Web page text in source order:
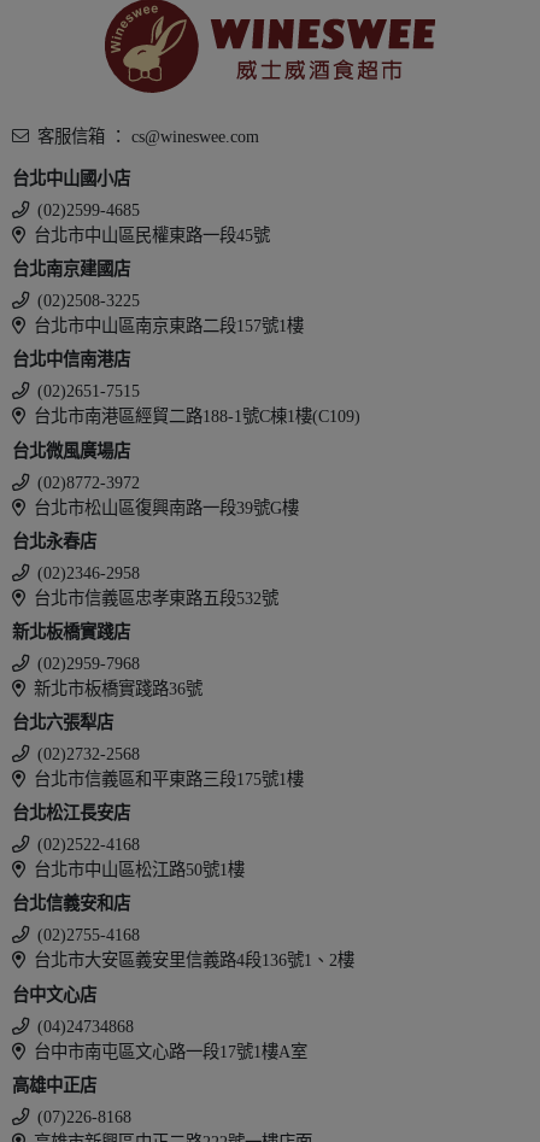
客服信箱 ： cs@wineswee.com
台北中山國小店
(02)2599-4685
台北市中山區民權東路一段45號
台北南京建國店
(02)2508-3225
台北市中山區南京東路二段157號1樓
台北中信南港店
(02)2651-7515
台北市南港區經貿二路188-1號C棟1樓(C109)
台北微風廣場店
(02)8772-3972
台北市松山區復興南路一段39號G樓
台北永春店
(02)2346-2958
台北市信義區忠孝東路五段532號
新北板橋實踐店
(02)2959-7968
新北市板橋實踐路36號
台北六張犁店
(02)2732-2568
台北市信義區和平東路三段175號1樓
台北松江長安店
(02)2522-4168
台北市中山區松江路50號1樓
台北信義安和店
(02)2755-4168
台北市大安區義安里信義路4段136號1、2樓
台中文心店
(04)24734868
台中市南屯區文心路一段17號1樓A室
高雄中正店
(07)226-8168